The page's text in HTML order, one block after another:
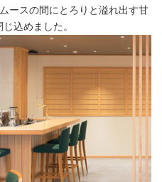
ースの間にとろりと溢れ出す甘
込めました。